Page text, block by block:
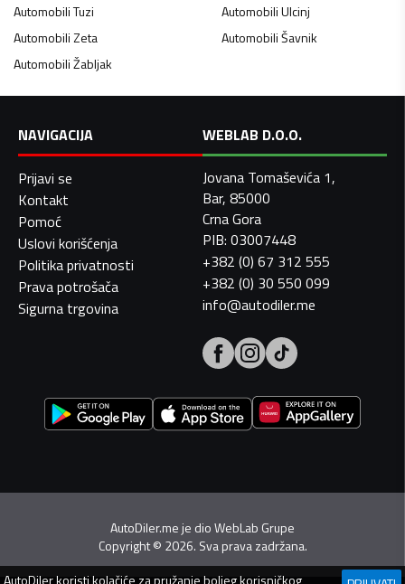
AutomobiliTuzi AutomobiliUlcinj
AutomobiliZeta AutomobiliŠavnik
AutomobiliŽabljak
NAVIGACIJA
Prijavi se
Kontakt
Pomoć
Uslovi korišćenja
Politika privatnosti
Prava potrošača
Sigurna trgovina
WEBLAB D.O.O.
Jovana Tomaševića 1,
Bar, 85000
Crna Gora
PIB: 03007448
+382 (0) 67 312 555
+382 (0) 30 550 099
info@autodiler.me
AutoDiler.me je dioWebLab Grupe
Copyright© 2026. Sva prava zadržana.
AutoDilerkoristi kolačiće za pružanje boljeg korisničkog